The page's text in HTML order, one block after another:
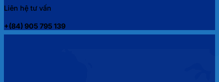
Liên hệ tư vấn
+(84) 905 795 139